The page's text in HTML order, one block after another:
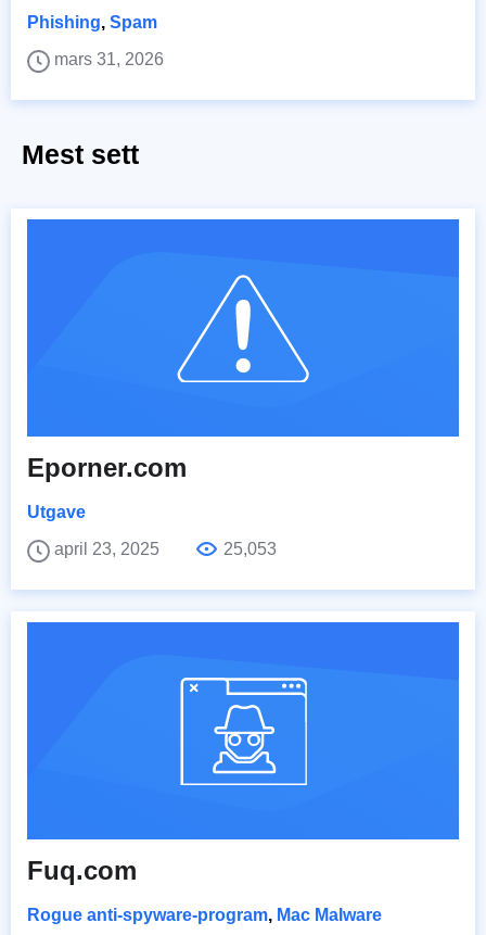
Phishing, Spam
mars 31, 2026
Mest sett
Eporner.com
Utgave
april 23, 2025
25,053
Fuq.com
Rogue anti-spyware-program, Mac Malware